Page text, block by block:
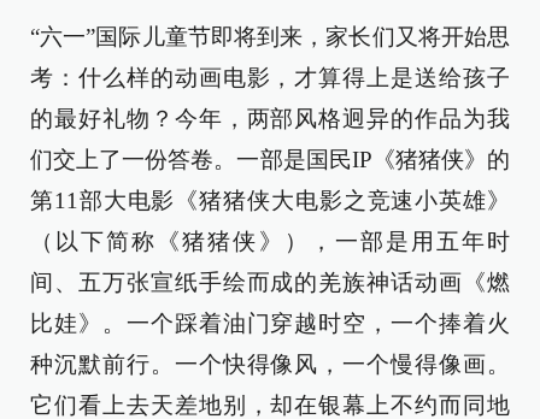
“六一”国际儿童节即将到来，家长们又将开始思
考：什么样的动画电影，才算得上是送给孩子
的最好礼物？今年，两部风格迥异的作品为我
们交上了一份答卷。一部是国民IP《猪猪侠》的
第11部大电影《猪猪侠大电影之竞速小英雄》
（以下简称《猪猪侠》），一部是用五年时
间、五万张宣纸手绘而成的羌族神话动画《燃
比娃》。一个踩着油门穿越时空，一个捧着火
种沉默前行。一个快得像风，一个慢得像画。
它们看上去天差地别，却在银幕上不约而同地